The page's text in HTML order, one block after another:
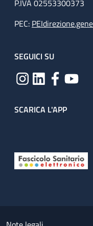
P.IVA 02553300373
PEC:
SEGUICI SU
SCARICA L'APP
Small prints